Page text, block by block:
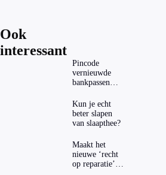
Ook
interessant
Pincode
vernieuwde
bankpassen
ING-app: is dat
wel veilig?
Kun je echt
beter slapen
van slaapthee?
Maakt het
nieuwe ‘recht
op reparatie’